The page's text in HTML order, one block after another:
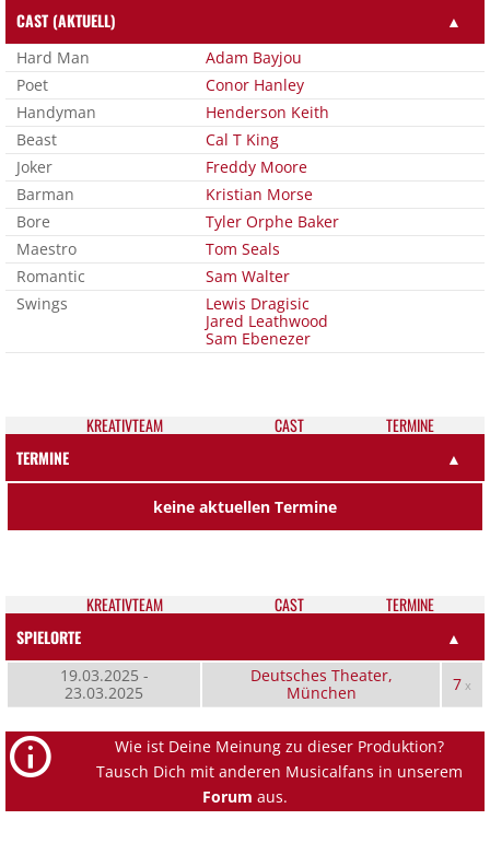
CAST (AKTUELL)
▲
Hard Man
Adam Bayjou
Poet
Conor Hanley
Handyman
Henderson Keith
Beast
Cal T King
Joker
Freddy Moore
Barman
Kristian Morse
Bore
Tyler Orphe Baker
Maestro
Tom Seals
Romantic
Sam Walter
Swings
Lewis Dragisic
Jared Leathwood
Sam Ebenezer
KREATIV­TEAM CAST
TER­MI­NE
TERMINE
▲
keine aktuellen Termine
KREATIV­TEAM CAST
TER­MI­NE
SPIELORTE
▲
19.03.2025 -
23.03.2025
Deutsches Theater,
München
7 x
Wie ist Deine Meinung zu dieser Produktion?
Tausch Dich mit anderen Musicalfans in unserem
Forum aus.